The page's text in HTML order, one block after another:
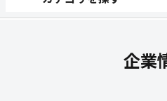
企業